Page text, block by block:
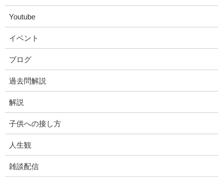
Youtube
イベント
ブログ
過去問解説
解説
子供への接し方
人生観
雑談配信